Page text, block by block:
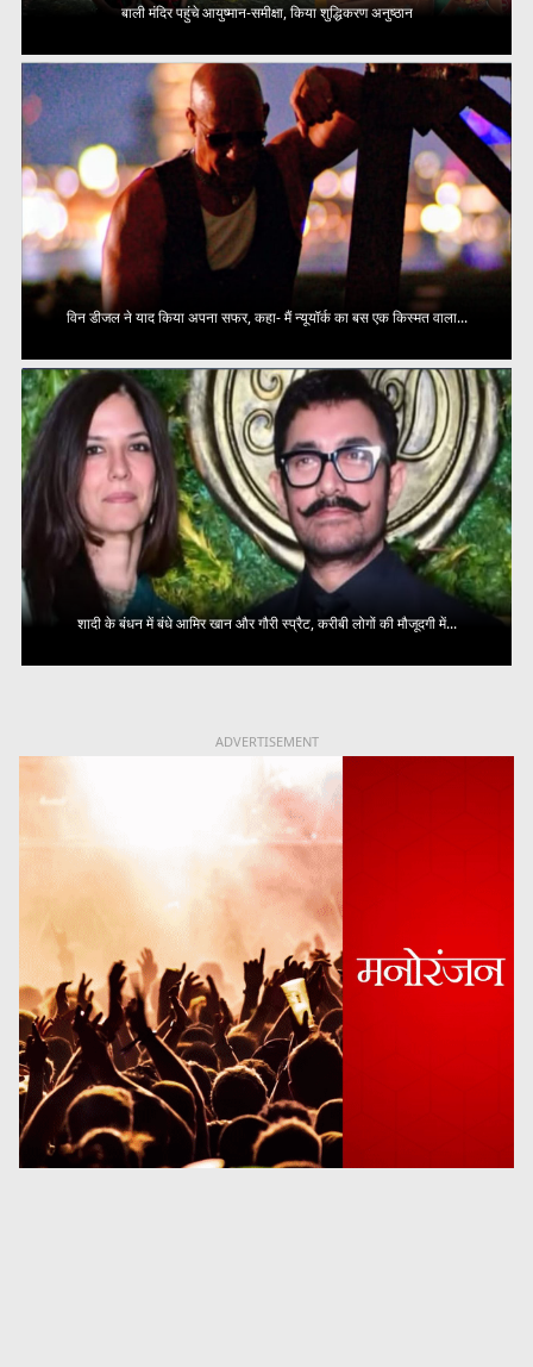
बाली मंदिर पहुंचे आयुष्मान-समीक्षा, किया शुद्धिकरण अनुष्ठान
विन डीजल ने याद किया अपना सफर, कहा- मैं न्यूयॉर्क का बस एक किस्मत वाला...
शादी के बंधन में बंधे आमिर खान और गौरी स्प्रैट, करीबी लोगों की मौजूदगी में...
ADVERTISEMENT